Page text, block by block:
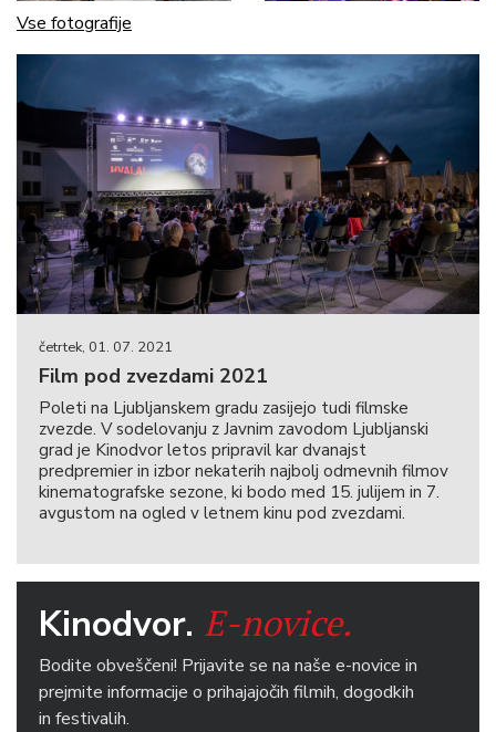
Vse fotografije
četrtek, 01. 07. 2021
Film pod zvezdami 2021
Poleti na Ljubljanskem gradu zasijejo tudi filmske
zvezde. V sodelovanju z Javnim zavodom Ljubljanski
grad je Kinodvor letos pripravil kar dvanajst
predpremier in izbor nekaterih najbolj odmevnih filmov
kinematografske sezone, ki bodo med 15. julijem in 7.
avgustom na ogled v letnem kinu pod zvezdami.
Kinodvor. E-novice.
Bodite obveščeni! Prijavite se na naše e-novice in
prejmite informacije o prihajajočih filmih, dogodkih
in festivalih.